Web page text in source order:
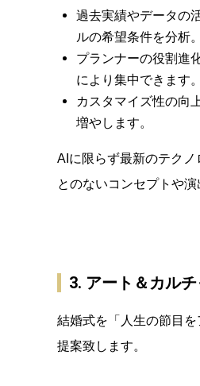
過去実績やデータの
ルの希望条件を分析
プランナーの役割進
により集中できます。
カスタマイズ性の向
増やします。
AIに限らず最新のテク
とのないコンセプトや
3. アート＆カル
結婚式を「人生の節目
提案致します。